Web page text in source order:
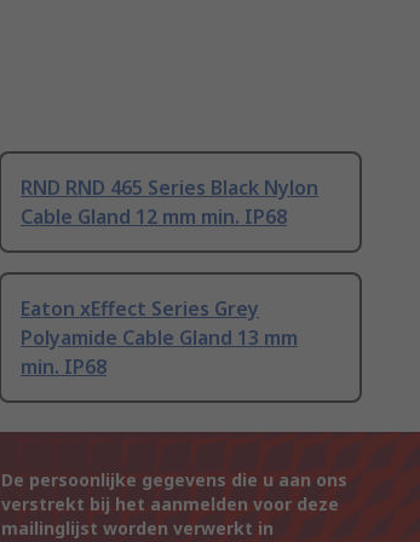
RND RND 465 Series Black Nylon
Cable Gland 12 mm min. IP68
Eaton xEffect Series Grey
Polyamide Cable Gland 13 mm
min. IP68
De persoonlijke gegevens die u aan ons
verstrekt bij het aanmelden voor deze
mailinglijst worden verwerkt in